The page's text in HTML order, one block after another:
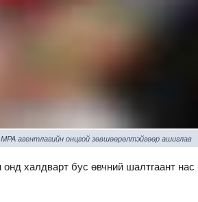
MPA агентлагийн онцгой зөвшөөрөлтэйгөөр ашиглав
халдварт бус өвчний шалтгаант нас